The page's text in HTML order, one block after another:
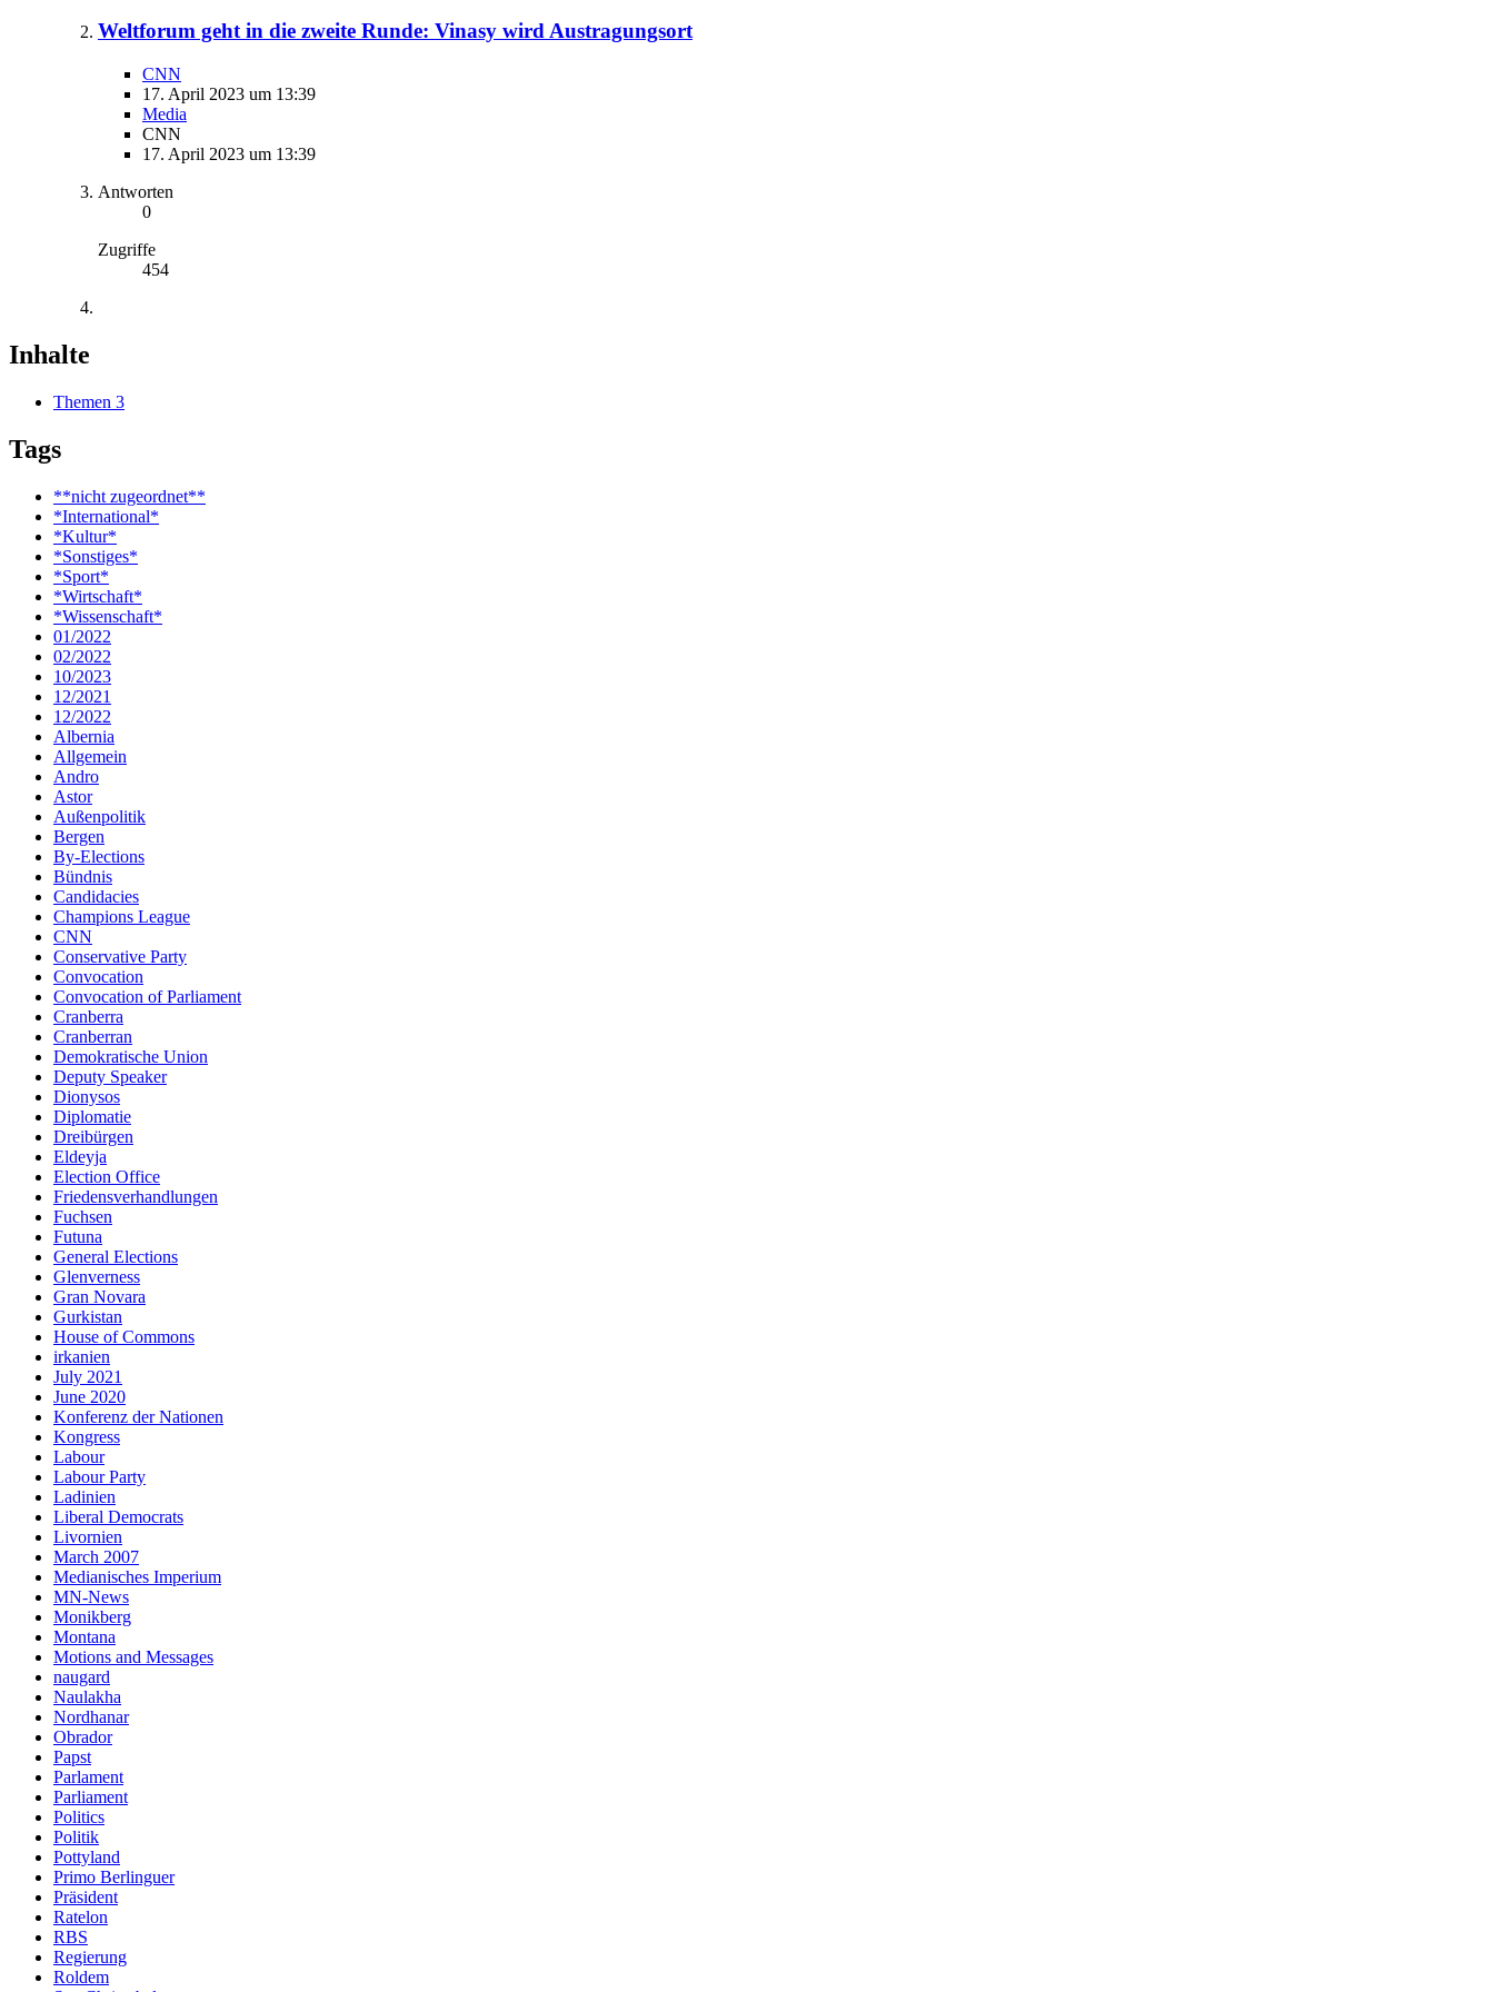
Weltforum geht in die zweite Runde: Vinasy wird Austragungsort
CNN
17. April 2023 um 13:39
Media
CNN
17. April 2023 um 13:39
Antworten
0
Zugriffe
454
Inhalte
Themen 3
Tags
**nicht zugeordnet**
*International*
*Kultur*
*Sonstiges*
*Sport*
*Wirtschaft*
*Wissenschaft*
01/2022
02/2022
10/2023
12/2021
12/2022
Albernia
Allgemein
Andro
Astor
Außenpolitik
Bergen
By-Elections
Bündnis
Candidacies
Champions League
CNN
Conservative Party
Convocation
Convocation of Parliament
Cranberra
Cranberran
Demokratische Union
Deputy Speaker
Dionysos
Diplomatie
Dreibürgen
Eldeyja
Election Office
Friedensverhandlungen
Fuchsen
Futuna
General Elections
Glenverness
Gran Novara
Gurkistan
House of Commons
irkanien
July 2021
June 2020
Konferenz der Nationen
Kongress
Labour
Labour Party
Ladinien
Liberal Democrats
Livornien
March 2007
Medianisches Imperium
MN-News
Monikberg
Montana
Motions and Messages
naugard
Naulakha
Nordhanar
Obrador
Papst
Parlament
Parliament
Politics
Politik
Pottyland
Primo Berlinguer
Präsident
Ratelon
RBS
Regierung
Roldem